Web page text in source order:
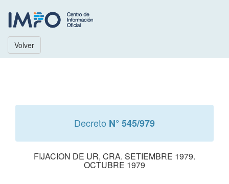
Volver
Decreto N° 545/979
FIJACION DE UR, CRA. SETIEMBRE 1979.
OCTUBRE 1979